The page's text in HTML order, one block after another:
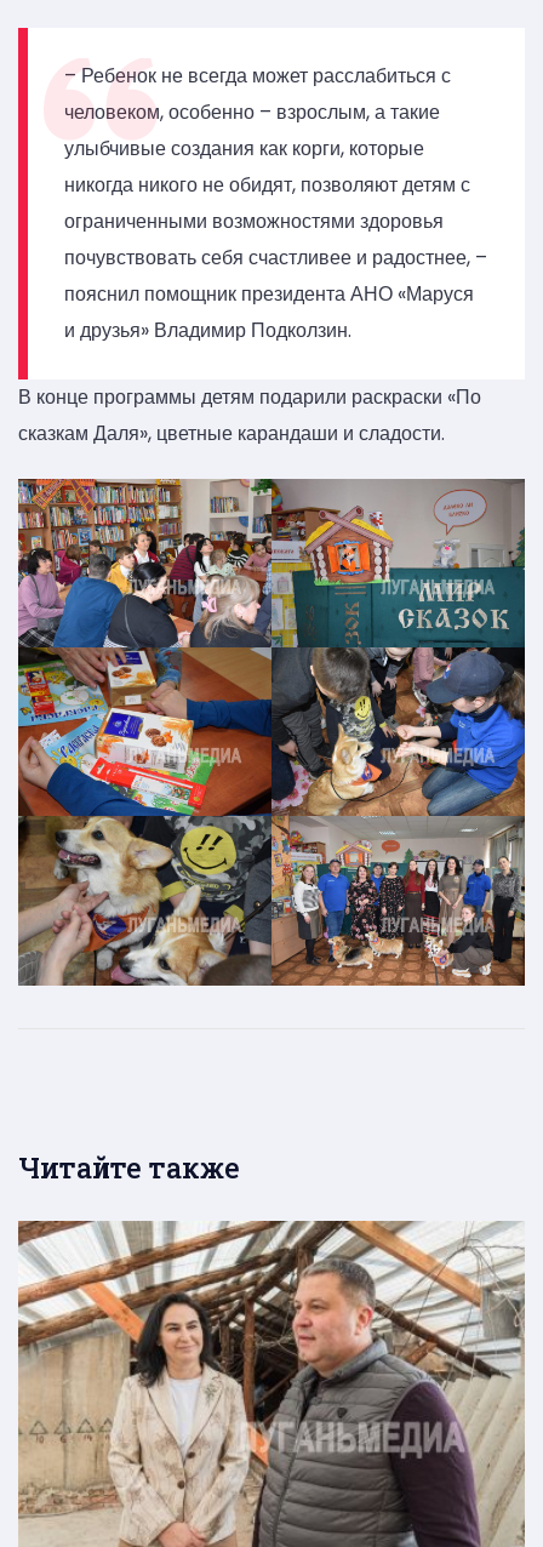
– Ребенок не всегда может расслабиться с
человеком, особенно – взрослым, а такие
улыбчивые создания как корги, которые
никогда никого не обидят, позволяют детям с
ограниченными возможностями здоровья
почувствовать себя счастливее и радостнее, –
пояснил помощник президента АНО «Маруся
и друзья» Владимир Подколзин.
В конце программы детям подарили раскраски «По
сказкам Даля», цветные карандаши и сладости.
Читайте также